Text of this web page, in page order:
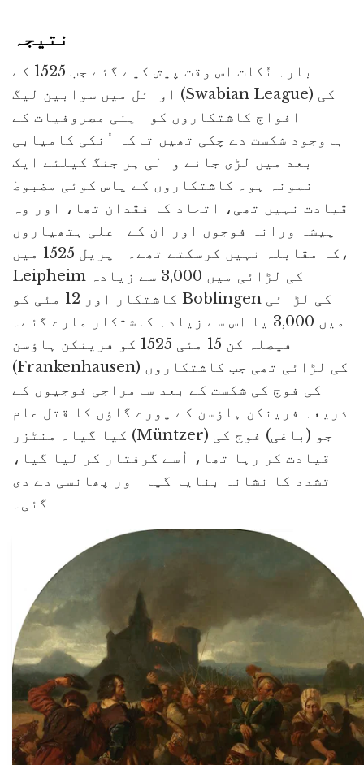
نتیجہ
بارہ نُکات اس وقت پیش کیے گئے جب 1525 کے
اوائل میں سوابین لیگ (Swabian League) کی
افواج کاشتکاروں کو اپنی مصروفیات کے
باوجود شکست دے چکی تھیں تاکہ اُنکی کامیابی
بعد میں لڑی جانے والی ہر جنگ کیلئے ایک
نمونہ ہو۔ کاشتکاروں کے پاس کوئی مضبوط
قیادت نہیں تھی، اتحاد کا فقدان تھا، اور وہ
پیشہ ورانہ فوجوں اور ان کے اعلیٰ ہتھیاروں
کا مقابلہ نہیں کرسکتے تھے۔ اپریل 1525 میں،
Leipheim کی لڑائی میں 3,000 سے زیادہ
کاشتکار اور 12 مئی کو Boblingen کی لڑائی
میں 3,000 یا اس سے زیادہ کاشتکار مارے گئے۔
فیصلہ کن 15 مئی 1525 کو فرینکن ہاؤسن
(Frankenhausen) کی لڑائی تھی جب کاشتکاروں
کی فوج کی شکست کے بعد سامراجی فوجیوں کے
ذریعہ فرینکن ہاؤسن کے پورے گاؤں کا قتل عام
کیا گیا۔ منٹزر (Müntzer) جو (باغی) فوج کی
قیادت کر رہا تھا، اُسے گرفتار کر لیا گیا،
تشدد کا نشانہ بنایا گیا اور پھانسی دے دی
گئی۔